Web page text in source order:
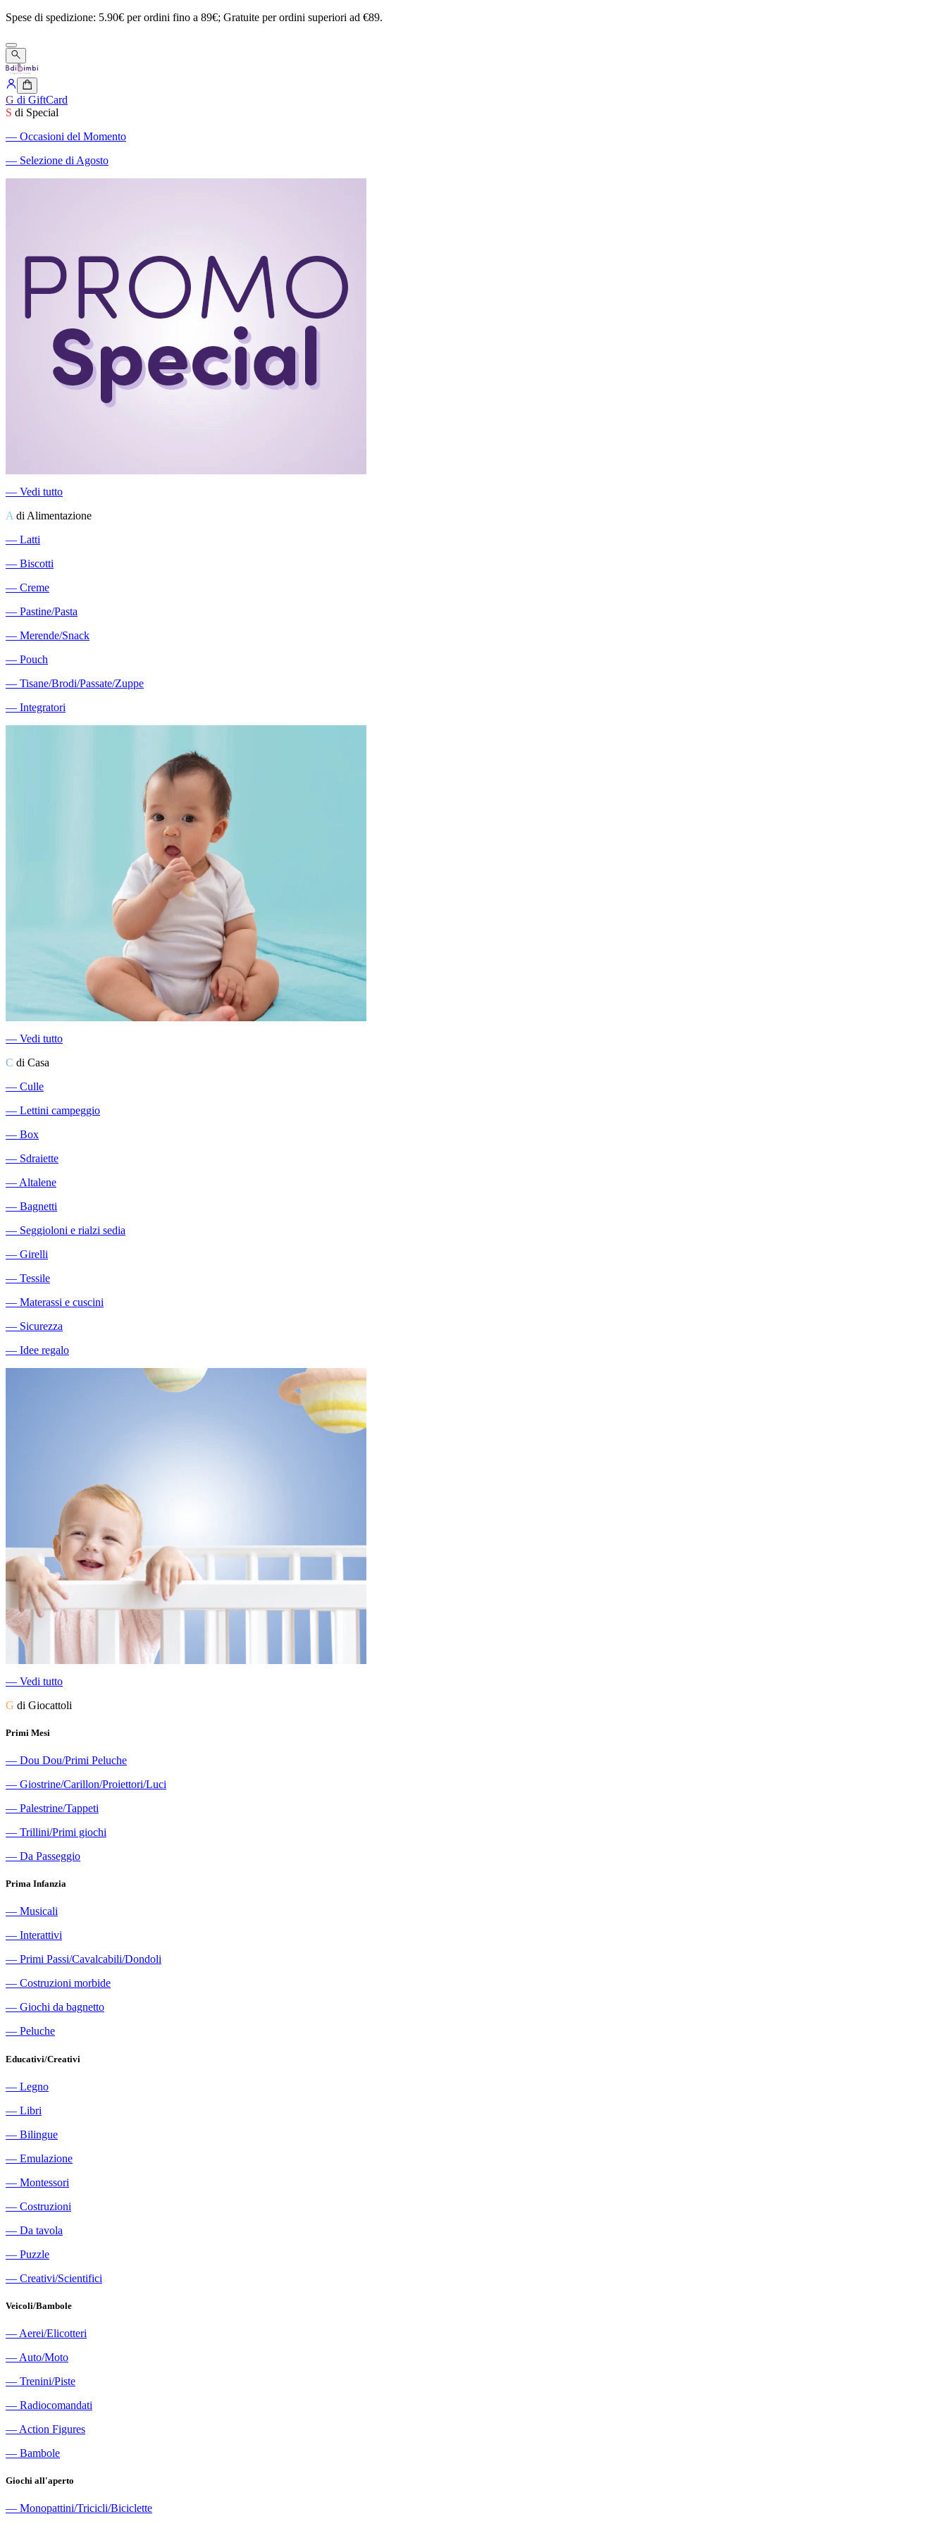
Spese di spedizione: 5.90€ perordini fino a 89€; Gratuite perordini superiori ad €89.
G di GiftCard
S di Special
― Occasioni del Momento
― Selezione di Agosto
― Vedi tutto
A di Alimentazione
― Latti
― Biscotti
― Creme
― Pastine/Pasta
― Merende/Snack
― Pouch
― Tisane/Brodi/Passate/Zuppe
― Integratori
― Vedi tutto
C di Casa
― Culle
― Lettini campeggio
― Box
― Sdraiette
― Altalene
― Bagnetti
― Seggioloni e rialzi sedia
― Girelli
― Tessile
― Materassi e cuscini
― Sicurezza
― Idee regalo
― Vedi tutto
G di Giocattoli
Primi Mesi
― Dou Dou/Primi Peluche
― Giostrine/Carillon/Proiettori/Luci
― Palestrine/Tappeti
― Trillini/Primi giochi
― Da Passeggio
Prima Infanzia
― Musicali
― Interattivi
― Primi Passi/Cavalcabili/Dondoli
― Costruzioni morbide
― Giochi da bagnetto
― Peluche
Educativi/Creativi
― Legno
― Libri
― Bilingue
― Emulazione
― Montessori
― Costruzioni
― Da tavola
― Puzzle
― Creativi/Scientifici
Veicoli/Bambole
― Aerei/Elicotteri
― Auto/Moto
― Trenini/Piste
― Radiocomandati
― Action Figures
― Bambole
Giochi all'aperto
― Monopattini/Tricicli/Biciclette